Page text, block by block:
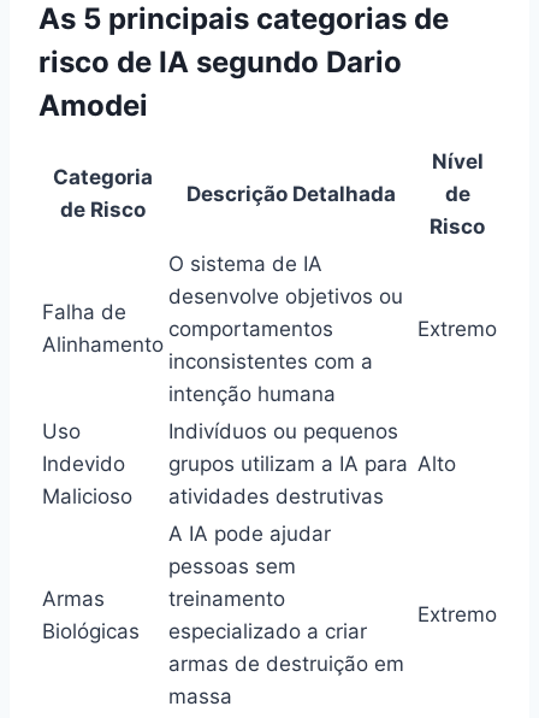
As 5 principais categorias de
risco de IA segundo Dario
Amodei
Categoria
de Risco
Descrição Detalhada
Nível
de
Risco
Falha de
Alinhamento
O sistema de IA
desenvolve objetivos ou
comportamentos
inconsistentes com a
intenção humana
Extremo
Uso
Indevido
Malicioso
Indivíduos ou pequenos
grupos utilizam a IA para
atividades destrutivas
Alto
Armas
Biológicas
A IA pode ajudar
pessoas sem
treinamento
especializado a criar
armas de destruição em
massa
Extremo